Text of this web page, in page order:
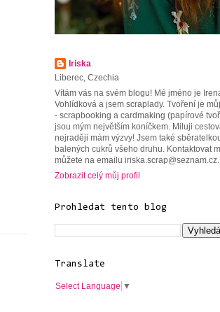
Iriska
Liberec, Czechia
Vítám vás na svém blogu! Mé jméno je
Vohlídková a jsem scraplady. Tvoření je
- scrapbooking a cardmaking (papírové
jsou mým největším koníčkem. Miluji
nejraději mám výzvy! Jsem také
balených cukrů všeho druhu. Kontaktovat
můžete na emailu iriska.scrap@seznam.cz.
Zobrazit celý můj profil
Prohledat tento blog
Translate
Select Language ▼